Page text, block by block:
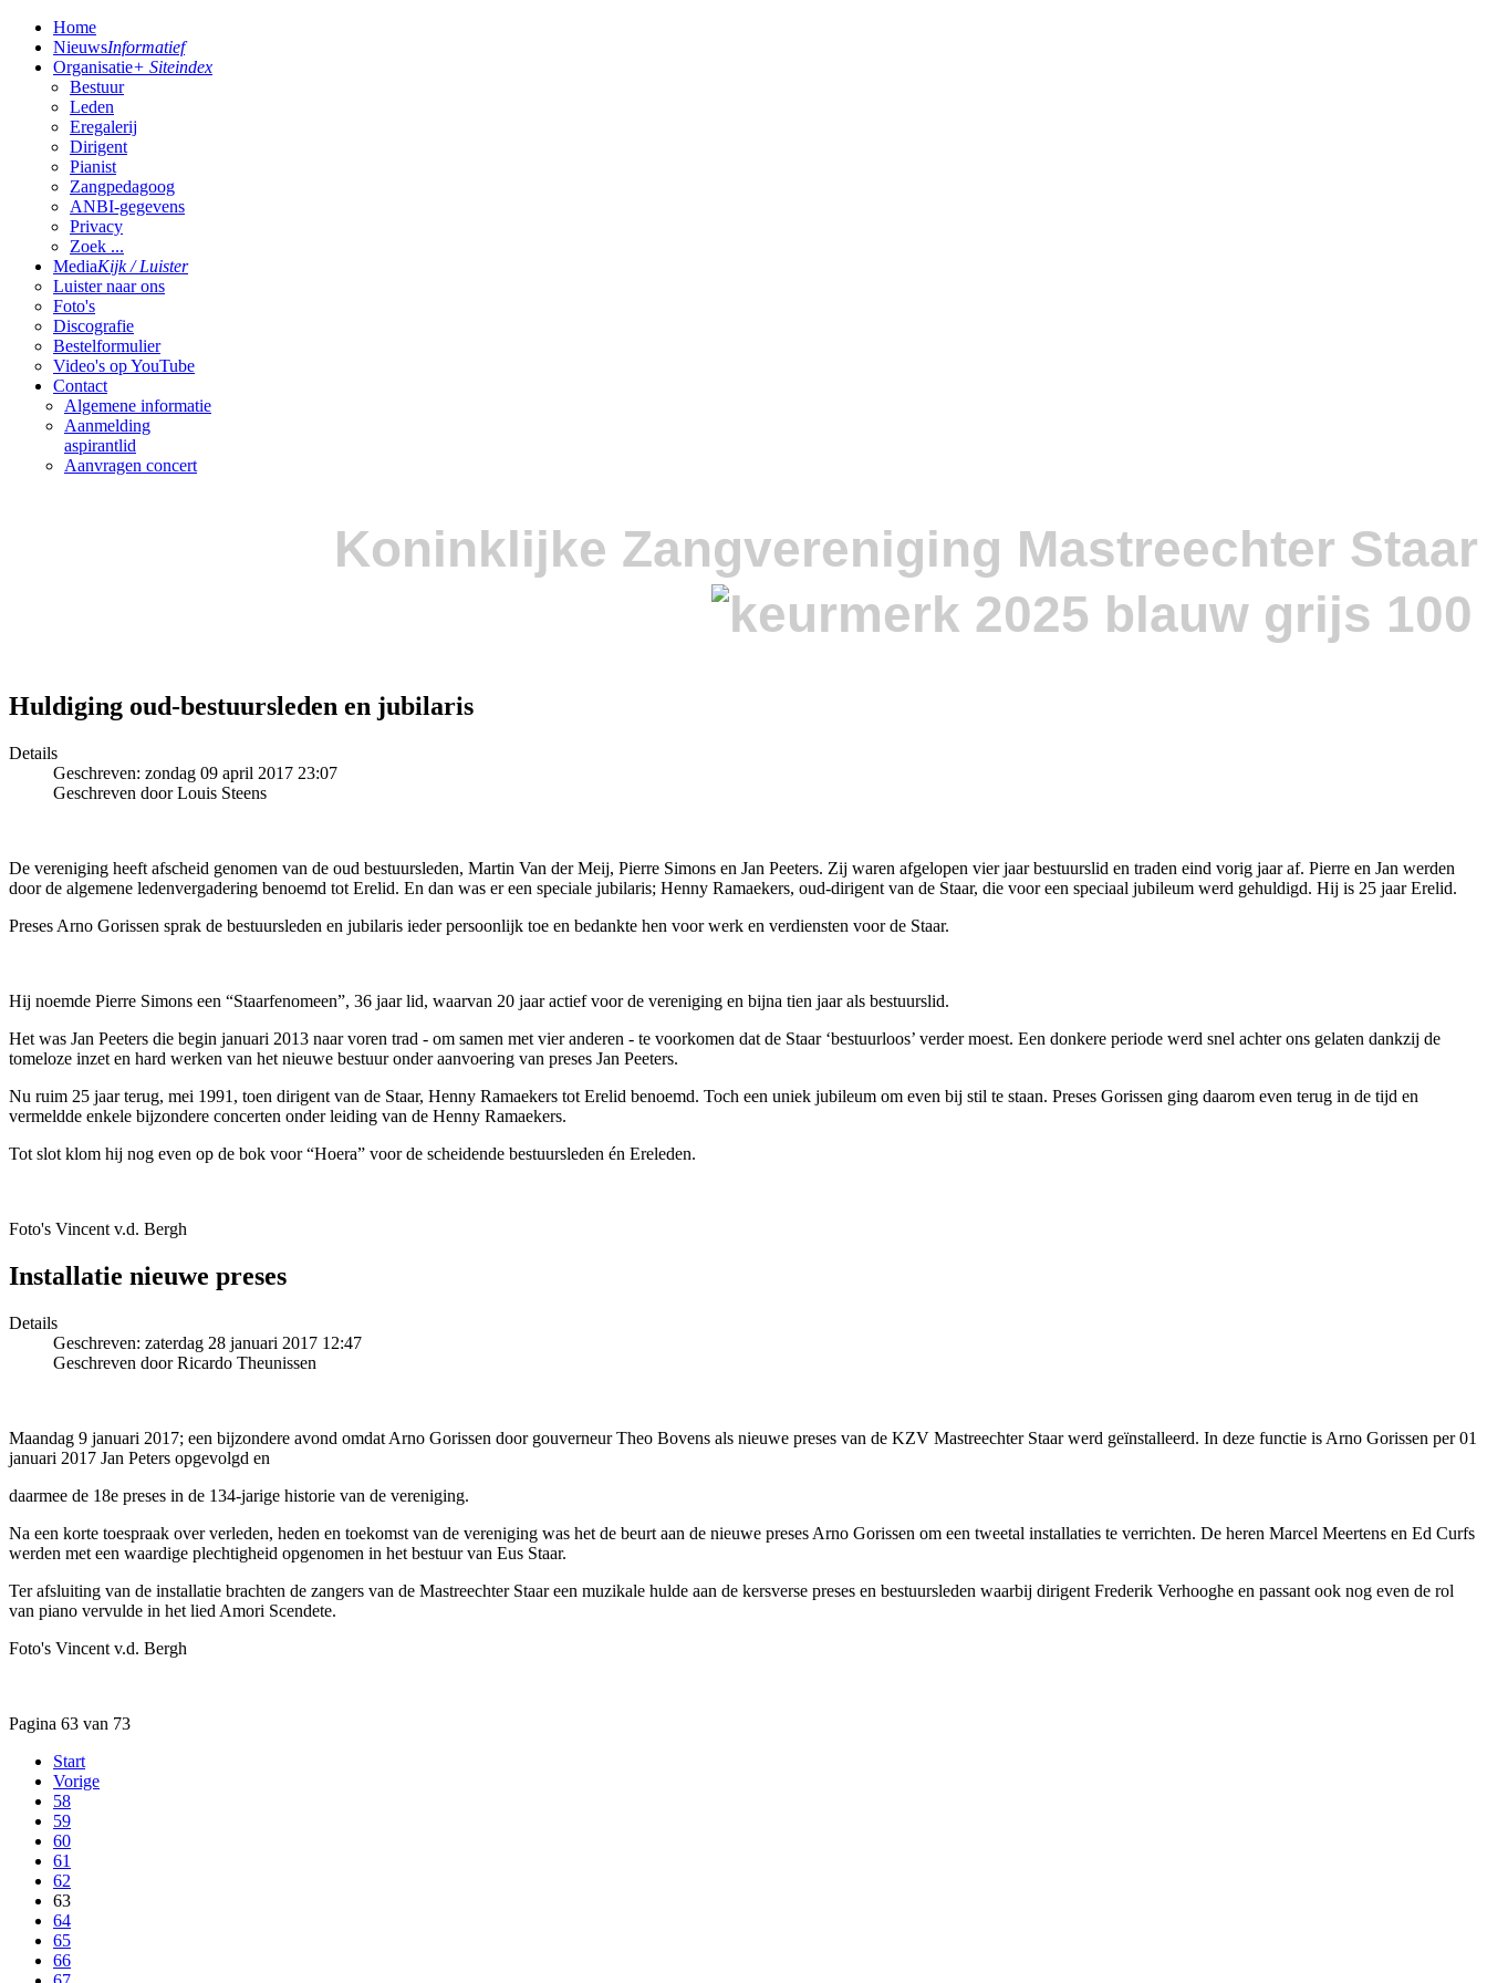
Home
NieuwsInformatief
Organisatie+ Siteindex
Bestuur
Leden
Eregalerij
Dirigent
Pianist
Zangpedagoog
ANBI-gegevens
Privacy
Zoek ...
MediaKijk / Luister
Luister naar ons
Foto's
Discografie
Bestelformulier
Video's op YouTube
Contact
Algemene informatie
Aanmelding
aspirantlid
Aanvragen concert
Koninklijke Zangvereniging Mastreechter Staar
Huldiging oud-bestuursleden en jubilaris
Details
Geschreven: zondag 09 april 2017 23:07
Geschreven door Louis Steens
De vereniging heeft afscheid genomen van de oud bestuursleden, Martin Van der Meij, Pierre Simons en Jan Peeters. Zij waren afgelopen vier jaar bestuurslid en traden eind vorig jaar af. Pierre en Jan werden
door de algemene ledenvergadering benoemd tot Erelid. En dan was er een speciale jubilaris; Henny Ramaekers, oud-dirigent van de Staar, die voor een speciaal jubileum werd gehuldigd. Hij is 25 jaar Erelid.
Preses Arno Gorissen sprak de bestuursleden en jubilaris ieder persoonlijk toe en bedankte hen voor werk en verdiensten voor de Staar.
Hij noemde Pierre Simons een “Staarfenomeen”, 36 jaar lid, waarvan 20 jaar actief voor de vereniging en bijna tien jaar als bestuurslid.
Het was Jan Peeters die begin januari 2013 naar voren trad - om samen met vier anderen - te voorkomen dat de Staar ‘bestuurloos’ verder moest. Een donkere periode werd snel achter ons gelaten dankzij de
tomeloze inzet en hard werken van het nieuwe bestuur onder aanvoering van preses Jan Peeters.
Nu ruim 25 jaar terug, mei 1991, toen dirigent van de Staar, Henny Ramaekers tot Erelid benoemd. Toch een uniek jubileum om even bij stil te staan. Preses Gorissen ging daarom even terug in de tijd en
vermeldde enkele bijzondere concerten onder leiding van de Henny Ramaekers.
Tot slot klom hij nog even op de bok voor “Hoera” voor de scheidende bestuursleden én Ereleden.
Foto's Vincent v.d. Bergh
Installatie nieuwe preses
Details
Geschreven: zaterdag 28 januari 2017 12:47
Geschreven door Ricardo Theunissen
Maandag 9 januari 2017; een bijzondere avond omdat Arno Gorissen door gouverneur Theo Bovens als nieuwe preses van de KZV Mastreechter Staar werd geïnstalleerd. In deze functie is Arno Gorissen per 01
januari 2017 Jan Peters opgevolgd en
daarmee de 18e preses in de 134-jarige historie van de vereniging.
Na een korte toespraak over verleden, heden en toekomst van de vereniging was het de beurt aan de nieuwe preses Arno Gorissen om een tweetal installaties te verrichten. De heren Marcel Meertens en Ed Curfs
werden met een waardige plechtigheid opgenomen in het bestuur van Eus Staar.
Ter afsluiting van de installatie brachten de zangers van de Mastreechter Staar een muzikale hulde aan de kersverse preses en bestuursleden waarbij dirigent Frederik Verhooghe en passant ook nog even de rol
van piano vervulde in het lied Amori Scendete.
Foto's Vincent v.d. Bergh
Pagina 63 van 73
Start
Vorige
58
59
60
61
62
63
64
65
66